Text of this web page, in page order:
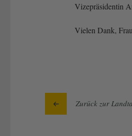
Vizepräsidentin
Vielen Dank,
Zurück zur